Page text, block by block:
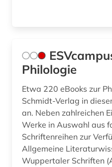
Philologie
Etwa 220 eBooks zur
Schmidt-Verlag in
an. Neben zahlreichen
Werke in Auswahl aus
Schriftenreihen zur
Allgemeine
Wuppertaler Schriften (ALW) E.T.A.